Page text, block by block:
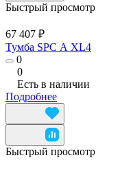
Быстрый просмотр
67 407 ₽
Тумба SPC А XL4
0
0
Есть в наличии
Подробнее
Быстрый просмотр